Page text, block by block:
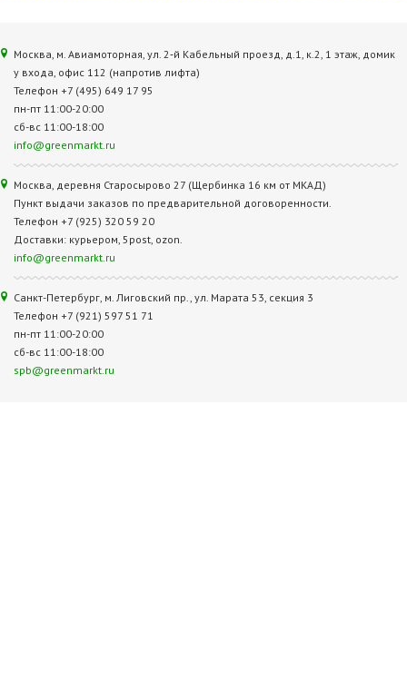
Москва, м. Авиамоторная, ул. 2‑й Кабельный проезд, д.1, к.2, 1 этаж, домик
у входа, офис 112 (напротив лифта)
Телефон +7 (495) 649 17 95
пн-пт 11:00-20:00
сб-вс 11:00-18:00
info@greenmarkt.ru
Москва, деревня Старосырово 27 (Щербинка 16 км от МКАД)
Пункт выдачи заказов по предварительной договоренности.
Телефон +7 (925) 320 59 20
Доставки: курьером, 5post, ozon.
info@greenmarkt.ru
Санкт-Петербург, м. Лиговский пр., ул. Марата 53, секция 3
Телефон +7 (921) 597 51 71
пн-пт 11:00-20:00
сб-вс 11:00-18:00
spb@greenmarkt.ru